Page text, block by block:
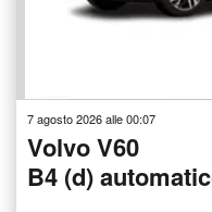
7 agosto 2026 alle 00:07
Volvo V60
B4 (d)